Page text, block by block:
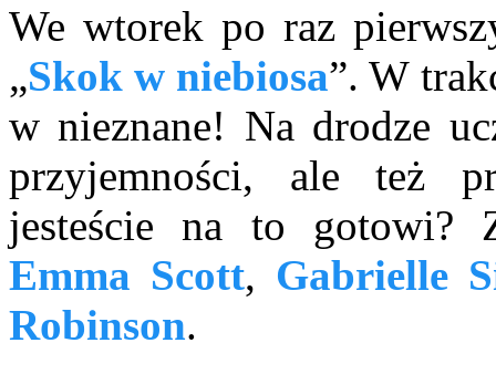
We wtorek po raz
„Skok w niebiosa”. W
w nieznane! Na drodze
przyjemności, ale też
jesteście na to gotowi?
Emma Scott, Gabrielle
Robinson.